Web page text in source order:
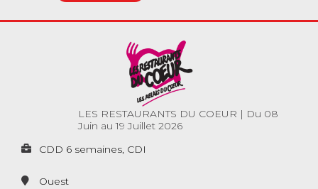
LES RESTAURANTS DU COEUR | Du 08
Juin au 19 Juillet 2026
CDD 6 semaines, CDI
Ouest